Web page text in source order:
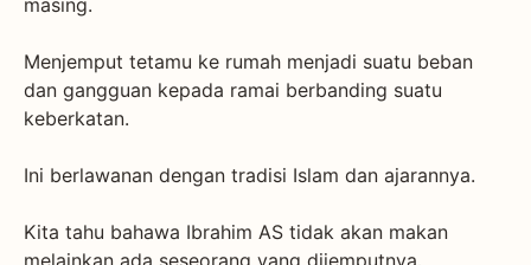
Menjemput tetamu ke rumah menjadi suatu beban
dan gangguan kepada ramai berbanding suatu
keberkatan.
Ini berlawanan dengan tradisi Islam dan ajarannya.
Kita tahu bahawa Ibrahim AS tidak akan makan
melainkan ada seseorang yang dijemputnya.